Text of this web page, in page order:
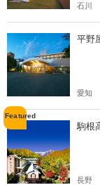
石川
平野
愛知
駒根
長野